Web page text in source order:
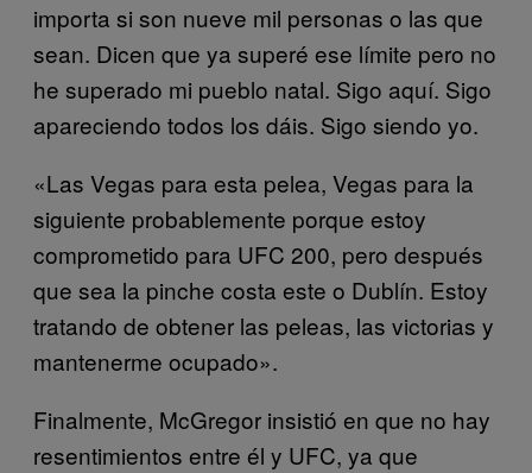
importa si son nueve mil personas o las que
sean. Dicen que ya superé ese límite pero no
he superado mi pueblo natal. Sigo aquí. Sigo
apareciendo todos los dáis. Sigo siendo yo.
«Las Vegas para esta pelea, Vegas para la
siguiente probablemente porque estoy
comprometido para UFC 200, pero después
que sea la pinche costa este o Dublín. Estoy
tratando de obtener las peleas, las victorias y
mantenerme ocupado».
Finalmente, McGregor insistió en que no hay
resentimientos entre él y UFC, ya que